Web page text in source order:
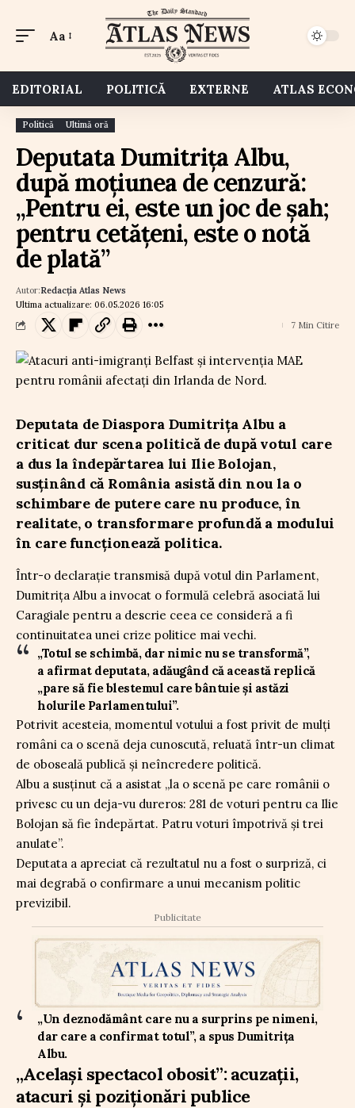
Aa
EDITORIAL POLITICĂ EXTERNE ATLAS
Politică Ultimă oră
Deputata Dumitrița Albu,
după moțiunea de cenzură:
„Pentru ei, este un joc de șah;
pentru cetățeni, este o notă
de plată”
Ultima actualizare: 06.05.2026 16:05
Autor:Redacția Atlas News
7 Min Citire
Deputata de Diaspora Dumitrița Albu a
criticat dur scena politică de după votul care
a dus la îndepărtarea lui Ilie Bolojan,
susținând că România asistă din nou la o
schimbare de putere care nu produce, în
realitate, o transformare profundă a modului
în care funcționează politica.
Într-o declarație transmisă după votul din Parlament,
Dumitrița Albu a invocat o formulă celebră asociată lui
Caragiale pentru a descrie ceea ce consideră a fi
continuitatea unei crize politice mai vechi.
„Totul se schimbă, dar nimic nu se transformă”,
a afirmat deputata, adăugând că această replică
„pare să fie blestemul care bântuie și astăzi
holurile Parlamentului”.
Potrivit acesteia, momentul votului a fost privit de mulți
români ca o scenă deja cunoscută, reluată într-un climat
de oboseală publică și neîncredere politică.
Albu a susținut că a asistat „la o scenă pe care românii o
privesc cu un deja-vu dureros: 281 de voturi pentru ca Ilie
Bolojan să fie îndepărtat. Patru voturi împotrivă și trei
anulate”.
Deputata a apreciat că rezultatul nu a fost o surpriză, ci
mai degrabă o confirmare a unui mecanism politic
previzibil.
Publicitate
„Un deznodământ care nu a surprins pe nimeni,
dar care a confirmat totul”, a spus Dumitrița
Albu.
„Același spectacol obosit”: acuzații,
atacuri și poziționări publice